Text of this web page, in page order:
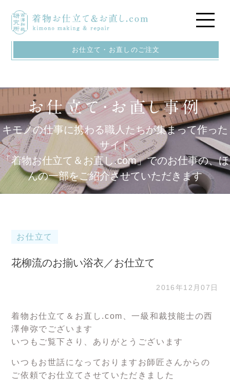
お仕立て・お直しのご注文
キモノの仕事に携わる職人たちが集まって作った
サイト
「着物お仕立て＆お直し.com」でのお仕事の、ほ
んの一部をご紹介させていただきます
お仕立て
花柳流のお揃い浴衣／お仕立て
2016年12月07日
着物お仕立て＆お直し.com、一級和裁技能士の西
澤伸弥でございます
いつもご覧下さり、ありがとうございます
いつもお世話になっておりますお師匠さんからの
ご依頼でお仕立てさせていただきました